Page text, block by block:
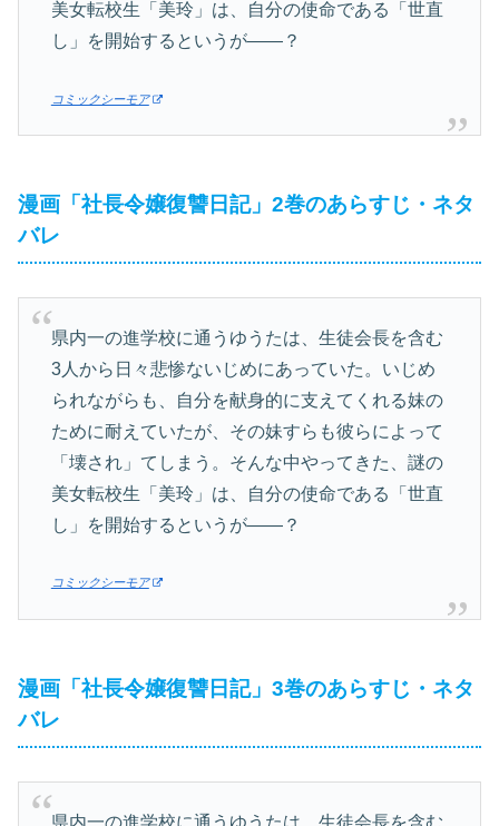
美女転校生「美玲」は、自分の使命である「世直
し」を開始するというが――？
コミックシーモア
漫画「社長令嬢復讐日記」2巻のあらすじ・ネタ
バレ
県内一の進学校に通うゆうたは、生徒会長を含む
3人から日々悲惨ないじめにあっていた。いじめ
られながらも、自分を献身的に支えてくれる妹の
ために耐えていたが、その妹すらも彼らによって
「壊され」てしまう。そんな中やってきた、謎の
美女転校生「美玲」は、自分の使命である「世直
し」を開始するというが――？
コミックシーモア
漫画「社長令嬢復讐日記」3巻のあらすじ・ネタ
バレ